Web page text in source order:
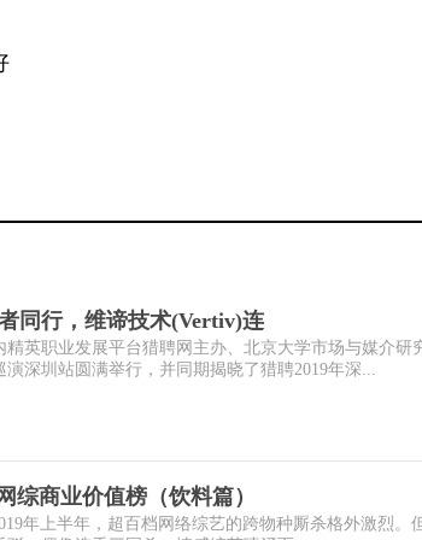
同行，维谛技术(Vertiv)连
精英职业发展平台猎聘网主办、北京大学市场与媒介研
演深圳站圆满举行，并同期揭晓了猎聘2019年深...
综商业价值榜（饮料篇）
年上半年，超百档网络综艺的跨物种厮杀格外激烈